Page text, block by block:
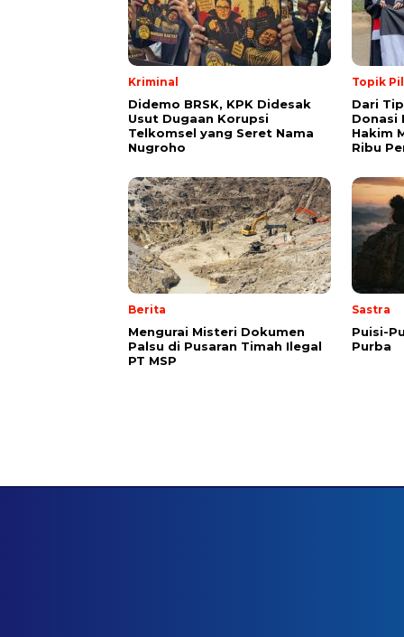
Kriminal
Didemo BRSK, KPK Didesak
Usut Dugaan Korupsi
Telkomsel yang Seret Nama
Nugroho
Topik
Dari
Donasi
Hakim
Ribu
Berita
Mengurai Misteri Dokumen
Palsu di Pusaran Timah Ilegal
PT MSP
Sastra
Puisi-
Purba